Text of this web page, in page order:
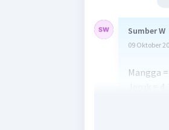
Sumber W
09 Oktober
Mangga